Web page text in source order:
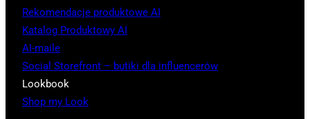
Rekomendacje produktowe AI
Katalog Produktowy AI
AI-maile
Social Storefront – butiki dla influencerów
Lookbook
Shop my Look